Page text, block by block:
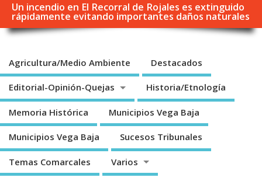
Un incendio en El Recorral de Rojales es extinguido
rápidamente evitando importantes daños naturales
Agricultura/Medio Ambiente Destacados
Editorial-Opinión-Quejas Historia/Etnología
Memoria Histórica Municipios Vega Baja
Municipios Vega Baja Sucesos Tribunales
Temas Comarcales Varios